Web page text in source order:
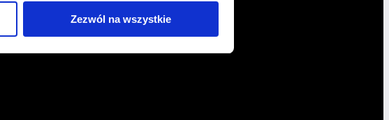
Zezwól na wszystkie